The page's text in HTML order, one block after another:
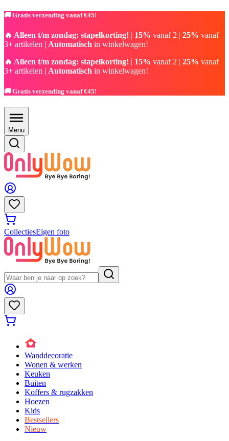
🚚 Gratis verzending vanaf €45!
🔥 Alleen t/m zondag: stapelkorting! | 15% vanaf 2 | 25% vanaf
3+ artikelen | Automatisch in winkelwagen!
🔥 Alleen t/m zondag: stapelkorting! | 15% vanaf 2 | 25% vanaf
3+ artikelen | Automatisch in winkelwagen!
🚚 Gratis verzending vanaf €45!
Menu
CollectiesEigen foto
Wanddecoratie
Wonen & werken
Keuken
Buiten
Koffers & rugzakken
Hoezen
Kids
Bestsellers
Nieuw